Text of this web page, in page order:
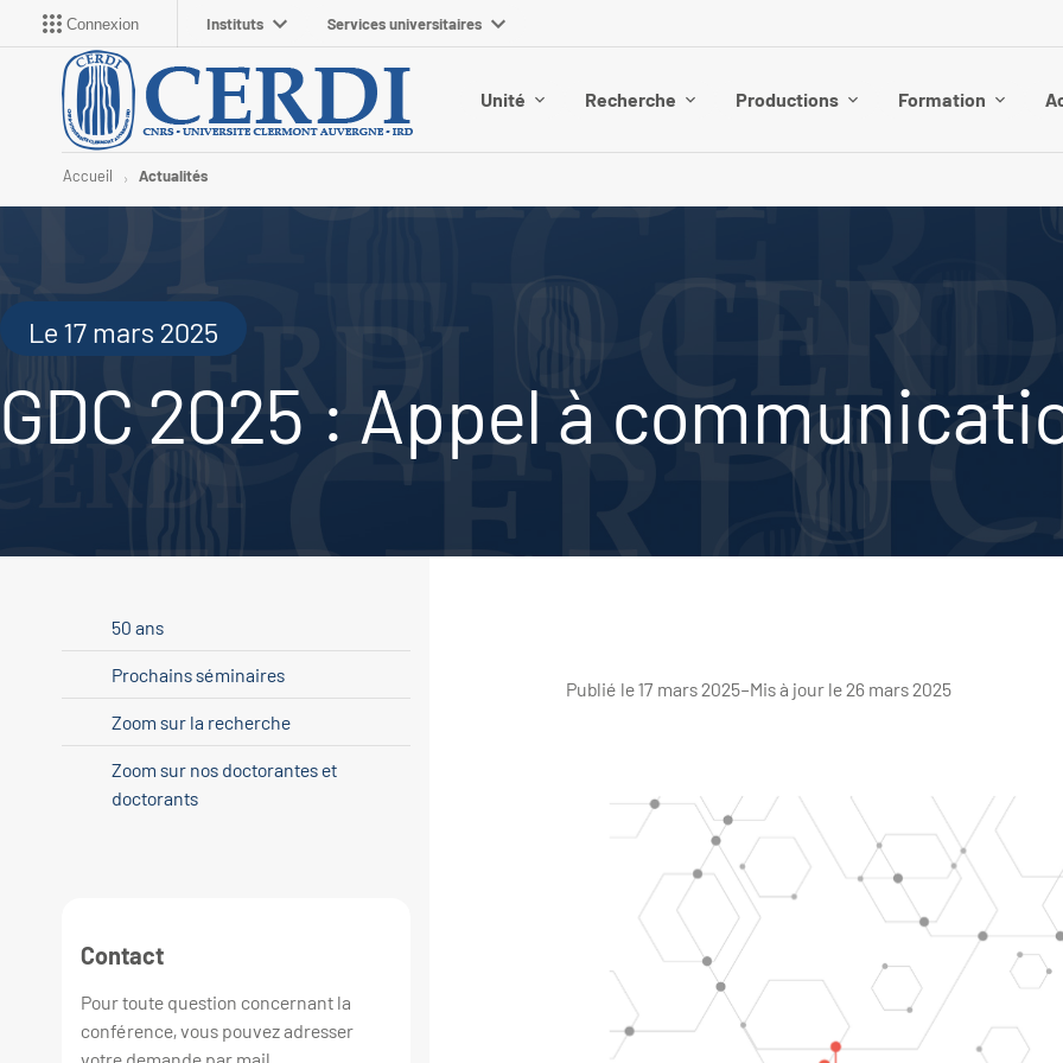
Connexion Instituts Services universitaires
Unité Recherche Productions Formation
Accueil Actualités
Le 17 mars 2025
GDC 2025 : Appel à
Publié le 17 mars 2025–Mis à jour le 26 mars 2025
50 ans
Prochains séminaires
Zoom sur la recherche
Zoom sur nos doctorantes et
doctorants
Contact
Pour toute question concernant la
conférence, vous pouvez adresser